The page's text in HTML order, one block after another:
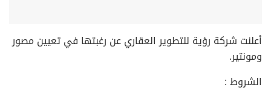
أعلنت شركة رؤية للتطوير العقاري عن رغبتها في تعيين مصور
ومونتير.
الشروط :